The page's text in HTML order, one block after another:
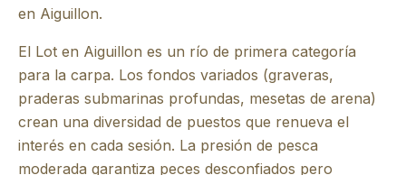
en Aiguillon.
El Lot en Aiguillon es un río de primera categoría
para la carpa. Los fondos variados (graveras,
praderas submarinas profundas, mesetas de arena)
crean una diversidad de puestos que renueva el
interés en cada sesión. La presión de pesca
moderada garantiza peces desconfiados pero